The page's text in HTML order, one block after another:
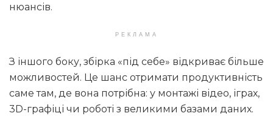
нюансів.
РЕКЛАМА
З іншого боку, збірка «під себе» відкриває більше
можливостей. Це шанс отримати продуктивність
саме там, де вона потрібна: у монтажі відео, іграх,
3D-графіці чи роботі з великими базами даних.